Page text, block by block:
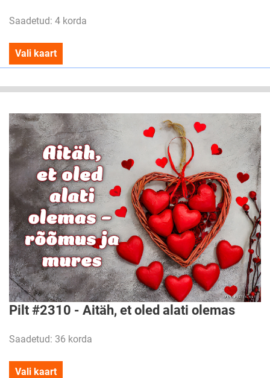
Saadetud: 4 korda
Vali kaart
Pilt #2310 - Aitäh, et oled alati olemas
Saadetud: 36 korda
Vali kaart